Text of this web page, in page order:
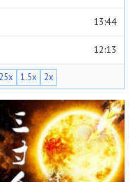
13:44
12:13
14:16
13:18
13:44
1.5x 2x